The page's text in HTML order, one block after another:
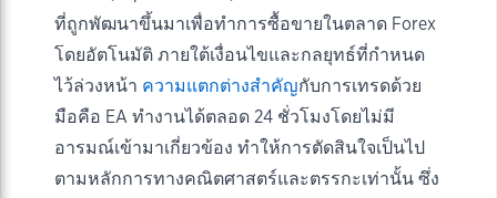
ที่ถูกพัฒนาขึ้นมาเพื่อทำการซื้อขายในตลาด Forex
โดยอัตโนมัติ ภายใต้เงื่อนไขและกลยุทธ์ที่กำหนด
ไว้ล่วงหน้า ความแตกต่างสำคัญกับการเทรดด้วย
มือคือ EA ทำงานได้ตลอด 24 ชั่วโมงโดยไม่มี
อารมณ์เข้ามาเกี่ยวข้อง ทำให้การตัดสินใจเป็นไป
ตามหลักการทางคณิตศาสตร์และตรรกะเท่านั้น ซึ่ง